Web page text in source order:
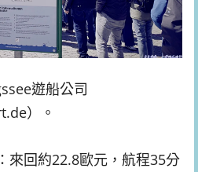
遊船公司
）。
來回約22.8歐元，航程35分